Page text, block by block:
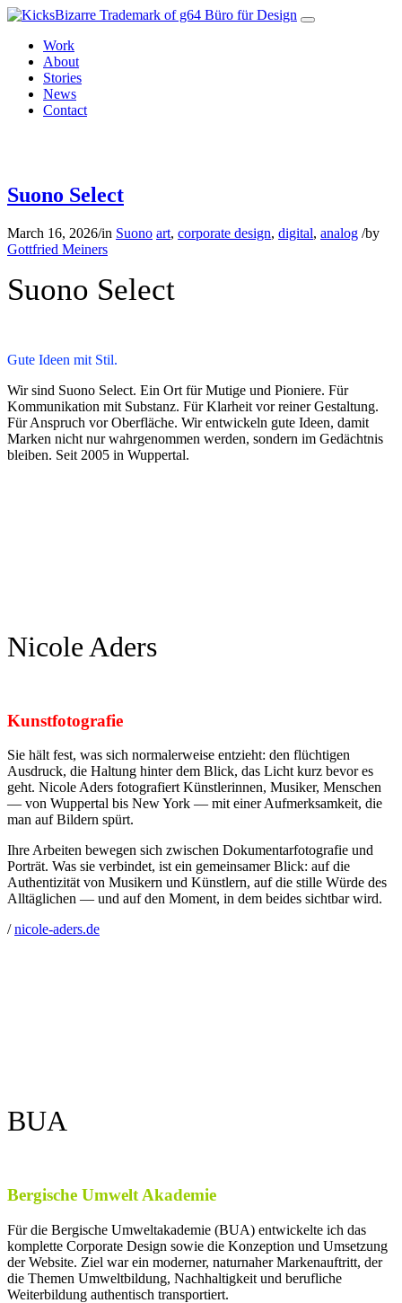
Work
About
Stories
News
Contact
Suono Select
March 16, 2026/in Suono art, corporate design, digital, analog /by
Gottfried Meiners
Suono Select
Gute Ideen mit Stil.
Wir sind Suono Select. Ein Ort für Mutige und Pioniere. Für
Kommunikation mit Substanz. Für Klarheit vor reiner Gestaltung.
Für Anspruch vor Oberfläche. Wir entwickeln gute Ideen, damit
Marken nicht nur wahrgenommen werden, sondern im Gedächtnis
bleiben. Seit 2005 in Wuppertal.
Nicole Aders
Kunstfotografie
Sie hält fest, was sich normalerweise entzieht: den flüchtigen
Ausdruck, die Haltung hinter dem Blick, das Licht kurz bevor es
geht. Nicole Aders fotografiert Künstlerinnen, Musiker, Menschen
— von Wuppertal bis New York — mit einer Aufmerksamkeit, die
man auf Bildern spürt.
Ihre Arbeiten bewegen sich zwischen Dokumentarfotografie und
Porträt. Was sie verbindet, ist ein gemeinsamer Blick: auf die
Authentizität von Musikern und Künstlern, auf die stille Würde des
Alltäglichen — und auf den Moment, in dem beides sichtbar wird.
/nicole-aders.de
BUA
Bergische Umwelt Akademie
Für die Bergische Umweltakademie (BUA) entwickelte ich das
komplette Corporate Design sowie die Konzeption und Umsetzung
der Website. Ziel war ein moderner, naturnaher Markenauftritt, der
die Themen Umweltbildung, Nachhaltigkeit und berufliche
Weiterbildung authentisch transportiert.